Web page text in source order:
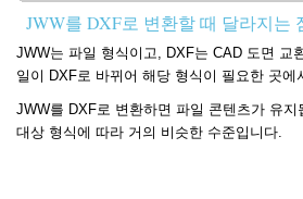
JWW를 DXF로 변환할 때 달라지는
JWW는 파일 형식이고, DXF는 CAD 도면 교
일이 DXF로 바뀌어 해당 형식이 필요한 곳에
JWW를 DXF로 변환하면 파일 콘텐츠가 유
대상 형식에 따라 거의 비슷한 수준입니다.